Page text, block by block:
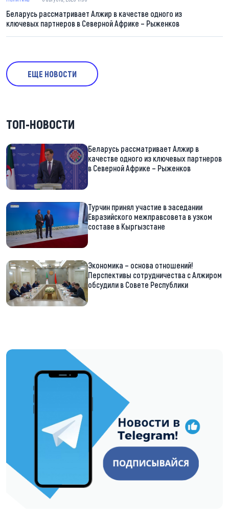
Беларусь рассматривает Алжир в качестве одного из
ключевых партнеров в Северной Африке – Рыженков
ЕЩЕ НОВОСТИ
ТОП-НОВОСТИ
Беларусь рассматривает Алжир в
качестве одного из ключевых партнеров
в Северной Африке – Рыженков
Турчин принял участие в заседании
Евразийского межправсовета в узком
составе в Кыргызстане
Экономика – основа отношений!
Перспективы сотрудничества с Алжиром
обсудили в Совете Республики
https://t.me/minskctvby